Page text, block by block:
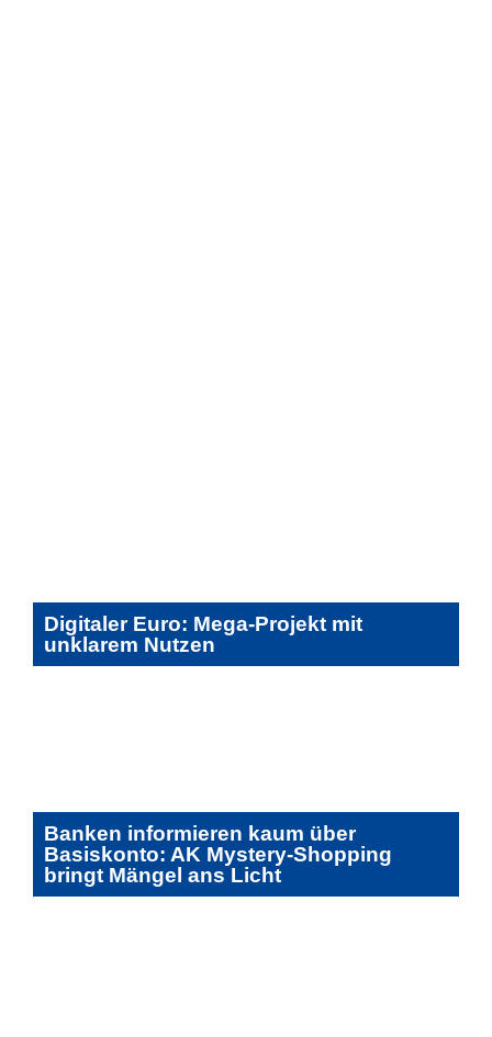
Digitaler Euro: Mega-Projekt mit
unklarem Nutzen
Banken informieren kaum über
Basiskonto: AK Mystery-Shopping
bringt Mängel ans Licht